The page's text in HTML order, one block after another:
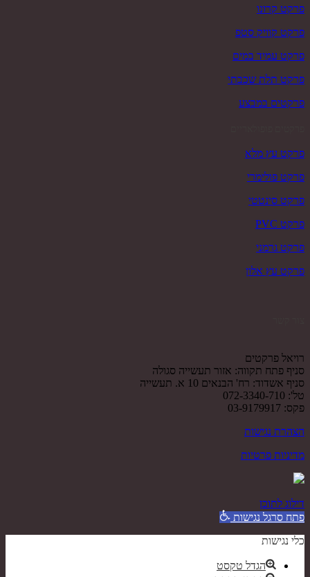
פרקט קרונו
פרקט קוויק סטפ
פרקט עמיד במים
פרקט תלת שכבתי
פרקטים במבצע
פרקט עץ מלא
פרקט פולימרי
פרקט סינטטי
פרקט PVC
פרקט גרמני
פרקט עץ אלון
רויאל פרקטים
סניף פתח תקווה: אזור תעשייה סגולה
סניף אשדוד: רח' הבנאים 10 א. תעשייה
טל': 072-3340-710
פקס: 03-9179917
הצהרת נגישות
מדיניות פרטיות
דילוג לתוכן
פתח סרגל נגישות
כלי נגישות
הגדל טקסט